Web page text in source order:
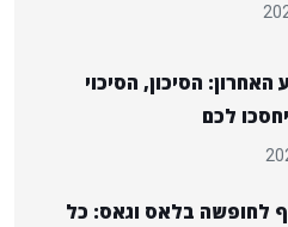
האחרון: הסיכון, הסיכוי
לכם
לחופשה בלאס וגאס: כל